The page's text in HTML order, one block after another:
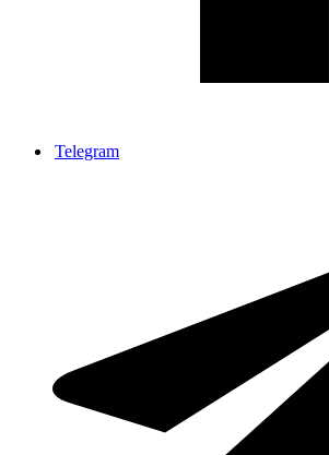
Telegram